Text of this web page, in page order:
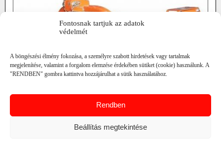
Fontosnak tartjuk az adatok
védelmét
A böngészési élmény fokozása, a személyre szabott hirdetések vagy tartalmak
megjelenítése, valamint a forgalom elemzése érdekében sütiket (cookie) használunk. A
"RENDBEN" gombra kattintva hozzájárulhat a sütik használatához.
Rendben
Beállítás megtekintése
min. telj. igény 12-25 LE